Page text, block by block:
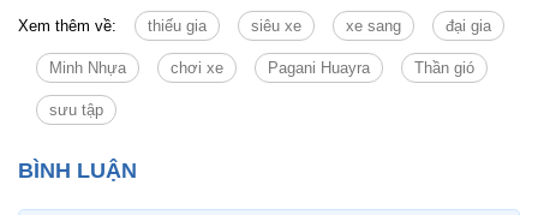
Xem thêm về: thiếu gia siêu xe xe sang đại gia
Minh Nhựa chơi xe Pagani Huayra Thần gió
sưu tập